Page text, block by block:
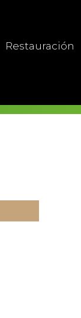
Restauración